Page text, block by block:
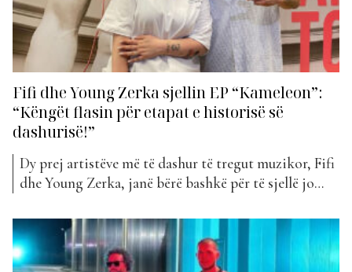
Fifi dhe Young Zerka sjellin EP “Kameleon”:
“Këngët flasin për etapat e historisë së
dashurisë!”
Dy prej artistëve më të dashur të tregut muzikor, Fifi
dhe Young Zerka, janë bërë bashkë për të sjellë jo
tyre të parë së bashku që mban titullin “Kameleon”
dhe të ftuar në studion e “Wake Up” na kanë...